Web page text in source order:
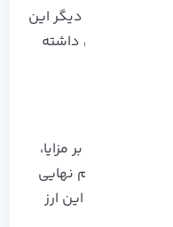
از مزیت های دیگر این
بین‌زنجیره‌ای داشته
تعامل کند.
دیگر علاوه بر مزایا،
توانید تصمیم نهایی
از معایب این ارز